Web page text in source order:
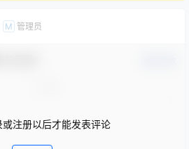
M 管理员
注册以后才能发表评论